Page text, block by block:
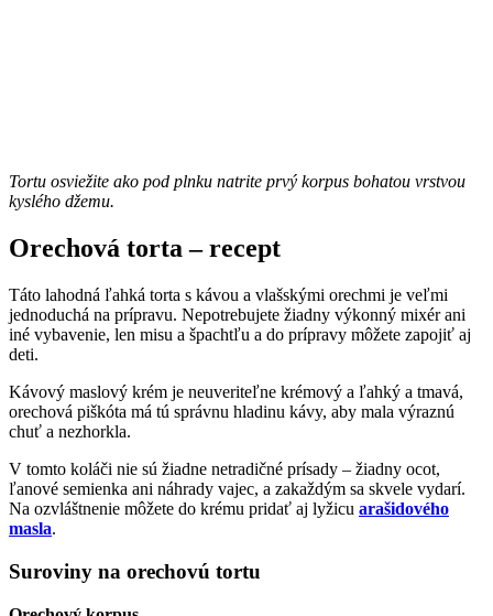
Tortu osviežite ako pod plnku natrite prvý korpus bohatou vrstvou
kyslého džemu.
Orechová torta – recept
Táto lahodná ľahká torta s kávou a vlašskými orechmi je veľmi
jednoduchá na prípravu. Nepotrebujete žiadny výkonný mixér ani
iné vybavenie, len misu a špachtľu a do prípravy môžete zapojiť aj
deti.
Kávový maslový krém je neuveriteľne krémový a ľahký a tmavá,
orechová piškóta má tú správnu hladinu kávy, aby mala výraznú
chuť a nezhorkla.
V tomto koláči nie sú žiadne netradičné prísady – žiadny ocot,
ľanové semienka ani náhrady vajec, a zakaždým sa skvele vydarí.
Na ozvláštnenie môžete do krému pridať aj lyžicu arašidového
masla.
Suroviny na orechovú tortu